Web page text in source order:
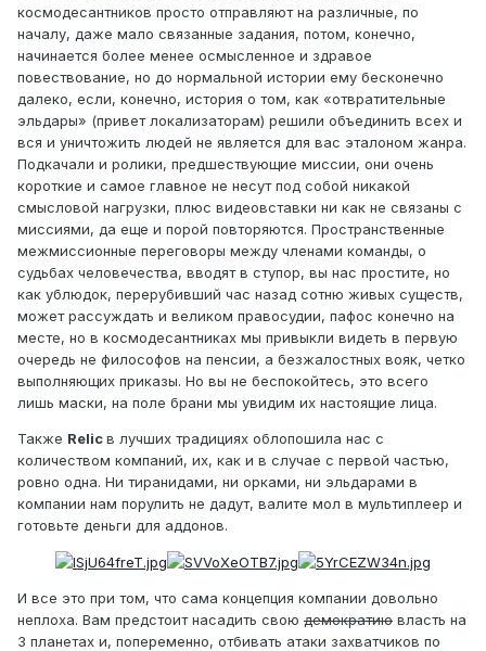
космодесантников просто отправляют на различные, по
началу, даже мало связанные задания, потом, конечно,
начинается более менее осмысленное и здравое
повествование, но до нормальной истории ему бесконечно
далеко, если, конечно, история о том, как «отвратительные
эльдары» (привет локализаторам) решили объединить всех и
вся и уничтожить людей не является для вас эталоном жанра.
Подкачали и ролики, предшествующие миссии, они очень
короткие и самое главное не несут под собой никакой
смысловой нагрузки, плюс видеовставки ни как не связаны с
миссиями, да еще и порой повторяются. Пространственные
межмиссионные переговоры между членами команды, о
судьбах человечества, вводят в ступор, вы нас простите, но
как ублюдок, перерубивший час назад сотню живых существ,
может рассуждать и великом правосудии, пафос конечно на
месте, но в космодесантниках мы привыкли видеть в первую
очередь не философов на пенсии, а безжалостных вояк, четко
выполняющих приказы. Но вы не беспокойтесь, это всего
лишь маски, на поле брани мы увидим их настоящие лица.
Также Relicв лучших традициях облопошила нас с
количеством компаний, их, как и в случае с первой частью,
ровно одна. Ни тиранидами, ни орками, ни эльдарами в
компании нам порулить не дадут, валите мол в мультиплеер и
готовьте деньги для аддонов.
И все это при том, что сама концепция компании довольно
неплоха. Вам предстоит насадить свою демократию власть на
3 планетах и, попеременно, отбивать атаки захватчиков по